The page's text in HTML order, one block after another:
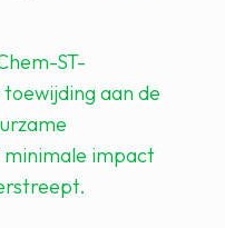
ST-
aan de
minimale impact